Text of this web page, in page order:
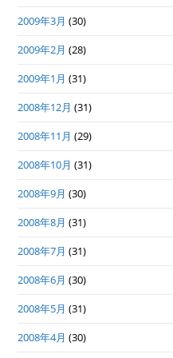
2009年3月 (30)
2009年2月 (28)
2009年1月 (31)
2008年12月 (31)
2008年11月 (29)
2008年10月 (31)
2008年9月 (30)
2008年8月 (31)
2008年7月 (31)
2008年6月 (30)
2008年5月 (31)
2008年4月 (30)